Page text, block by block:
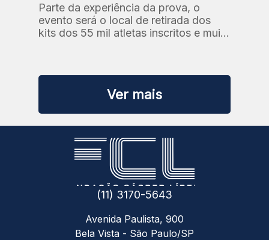
Parte da experiência da prova, o
evento será o local de retirada dos
kits dos 55 mil atletas inscritos e muito
Ver mais
(11) 3170-5643
Avenida Paulista, 900
Bela Vista - São Paulo/SP